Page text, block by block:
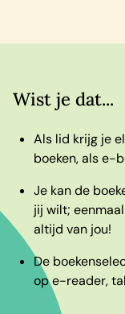
Wist je dat...
Als lid krijg je
boeken, als e-
Je kan de
jij wilt;
altijd van jou!
De
op e-reader,